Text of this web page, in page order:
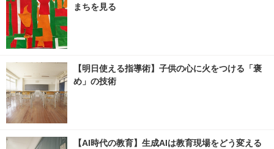
まちを見る
【明日使える指導術】子供の心に火をつける「褒
め」の技術
【AI時代の教育】生成AIは教育現場をどう変える